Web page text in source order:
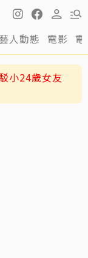
藝人動態 電影
小24歲女友